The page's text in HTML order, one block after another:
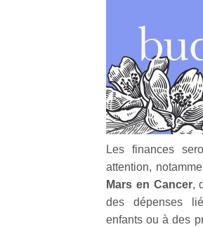
Les finances
attention,
Mars en Cancer,
des dépenses
enfants ou à des